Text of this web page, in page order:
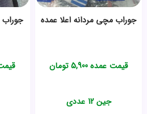
جوراب مچی مردانه اعلا عمده
قیمت عمده5,900 تومان
جین 12 عددی
جوراب